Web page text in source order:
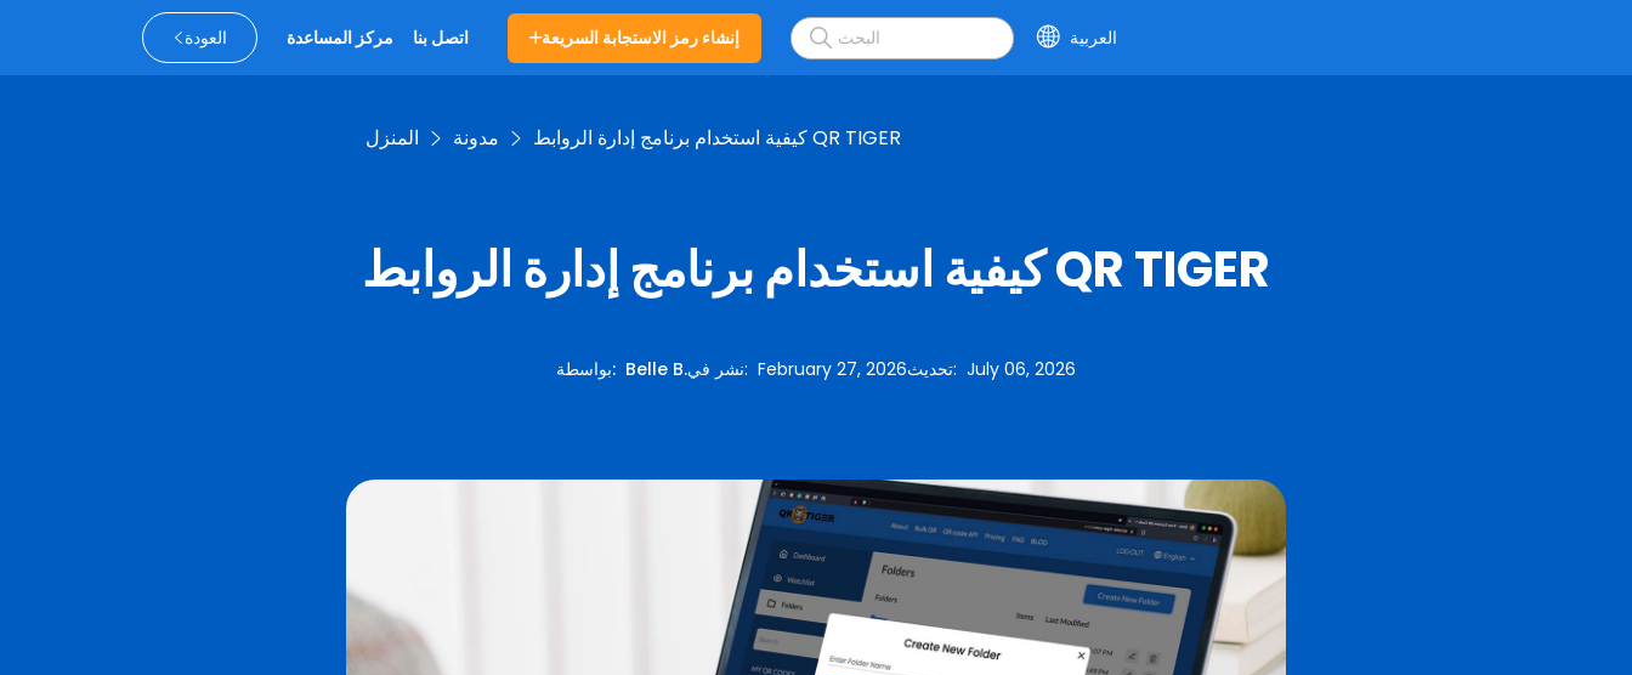
العودة مركز المساعدة اتصل بنا إنشاء رمز الاستجابة السريعة العربية
المنزل مدونة كيفية استخدام برنامج إدارة الروابط QR TIGER
كيفية استخدام برنامج إدارة الروابط QR TIGER
بواسطة: Belle B.نشر في: February 27, 2026تحديث: July 06, 2026